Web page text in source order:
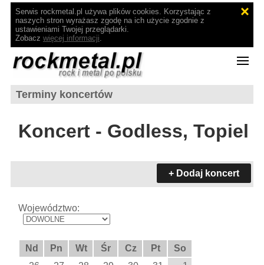
Serwis rockmetal.pl używa plików cookies. Korzystając z
naszych stron wyrażasz zgodę na ich użycie zgodnie z
ustawieniami Twojej przeglądarki.
Zobacz więcej informacji.
Terminy koncertów
Koncert - Godless, Topiel
+ Dodaj koncert
Województwo:
Nd Pn Wt Śr Cz Pt
So